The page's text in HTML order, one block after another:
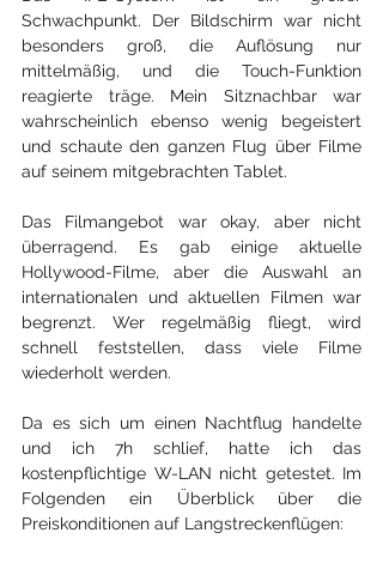
Schwachpunkt. Der Bildschirm war nicht
besonders groß, die Auflösung nur
mittelmäßig, und die Touch-Funktion
reagierte träge. Mein Sitznachbar war
wahrscheinlich ebenso wenig begeistert
und schaute den ganzen Flug über Filme
auf seinem mitgebrachten Tablet.
Das Filmangebot war okay, aber nicht
überragend. Es gab einige aktuelle
Hollywood-Filme, aber die Auswahl an
internationalen und aktuellen Filmen war
begrenzt. Wer regelmäßig fliegt, wird
schnell feststellen, dass viele Filme
wiederholt werden.
Da es sich um einen Nachtflug handelte
und ich 7h schlief, hatte ich das
kostenpflichtige W-LAN nicht getestet. Im
Folgenden ein Überblick über die
Preiskonditionen auf Langstreckenflügen: